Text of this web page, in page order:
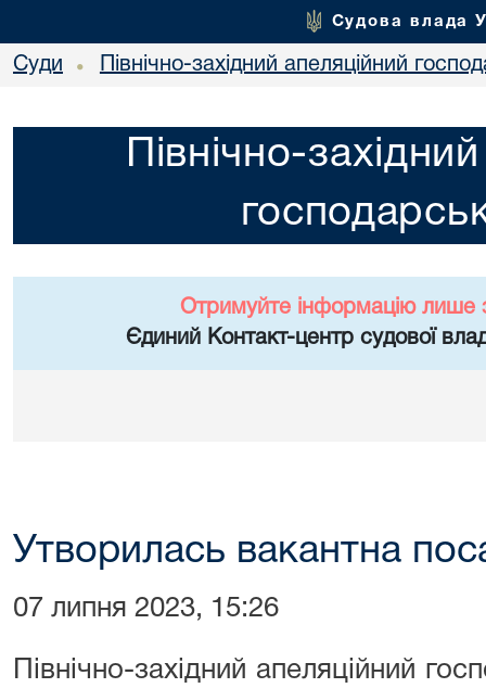
Судова влада
Суди • Північно-західний апеляційний
Північно-
Отримуйте інформацію лише
Єдиний Контакт-центр судової
Утворилась вакантна
07 липня 2023, 15:26
Північно-західний апеляційний